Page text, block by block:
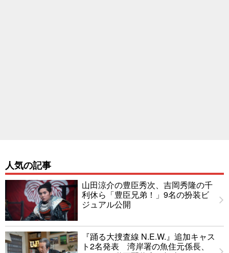
人気の記事
山田涼介の豊臣秀次、吉岡秀隆の千
利休ら「豊臣兄弟！」9名の扮装ビ
ジュアル公開
『踊る大捜査線 N.E.W.』追加キャス
ト2名発表 湾岸署の魚住元係長、